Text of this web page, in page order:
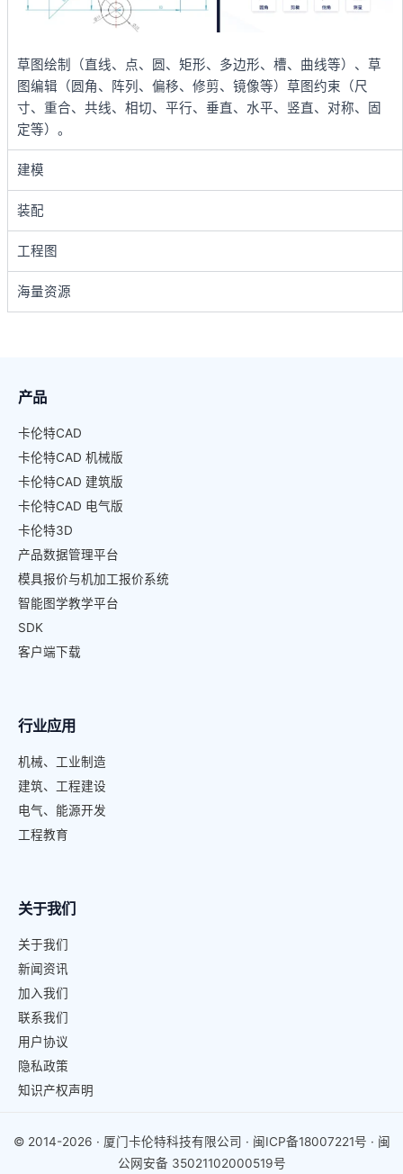
草图绘制（直线、点、圆、矩形、多边形、槽、曲线等）、草
图编辑（圆角、阵列、偏移、修剪、镜像等）草图约束（尺
寸、重合、共线、相切、平行、垂直、水平、竖直、对称、固
定等）。
建模
装配
工程图
海量资源
产品
卡伦特CAD
卡伦特CAD 机械版
卡伦特CAD 建筑版
卡伦特CAD 电气版
卡伦特3D
产品数据管理平台
模具报价与机加工报价系统
智能图学教学平台
SDK
客户端下载
行业应用
机械、工业制造
建筑、工程建设
电气、能源开发
工程教育
关于我们
关于我们
新闻资讯
加入我们
联系我们
用户协议
隐私政策
知识产权声明
© 2014-2026 · 厦门卡伦特科技有限公司 · 闽ICP备18007221号 · 闽
公网安备 35021102000519号